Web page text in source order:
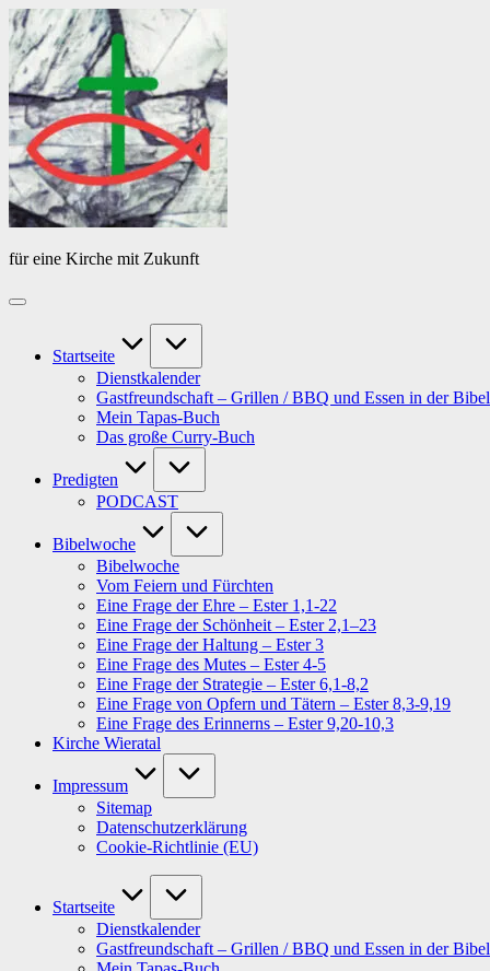
Skip
to
content
von
PfarrerB
für eine Kirche mit Zukunft
Startseite
Dienstkalender
Gastfreundschaft – Grillen / BBQ und Essen in der Bibel
Mein Tapas-Buch
Das große Curry-Buch
Predigten
PODCAST
Bibelwoche
Bibelwoche
Vom Feiern und Fürchten
Eine Frage der Ehre – Ester 1,1-22
Eine Frage der Schönheit – Ester 2,1–23
Eine Frage der Haltung – Ester 3
Eine Frage des Mutes – Ester 4-5
Eine Frage der Strategie – Ester 6,1-8,2
Eine Frage von Opfern und Tätern – Ester 8,3-9,19
Eine Frage des Erinnerns – Ester 9,20-10,3
Kirche Wieratal
Impressum
Sitemap
Datenschutzerklärung
Cookie-Richtlinie (EU)
Startseite
Dienstkalender
Gastfreundschaft – Grillen / BBQ und Essen in der Bibel